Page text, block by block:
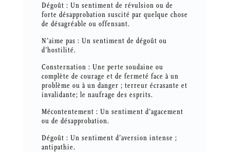
Dégoût : Un sentiment de révulsion ou de
forte désapprobation suscité par quelque chose
de désagréable ou offensant.
N’aime pas : Un sentiment de dégoût ou
d’hostilité.
Consternation : Une perte soudaine ou
complète de courage et de fermeté face à un
problème ou à un danger ; terreur écrasante et
invalidante; le naufrage des esprits.
Mécontentement : Un sentiment d’agacement
ou de désapprobation.
Dégoût : Un sentiment d’aversion intense ;
antipathie.